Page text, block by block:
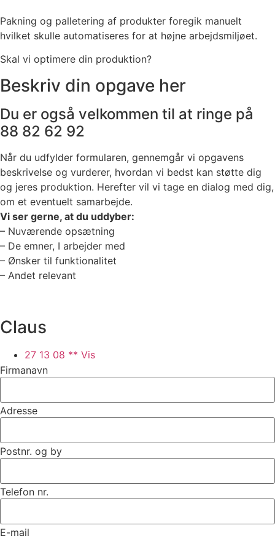
Pakning og palletering af produkter foregik manuelt
hvilket skulle automatiseres for at højne arbejdsmiljøet.
Skal vi optimere din produktion?
Beskriv din opgave her
Du er også velkommen til at ringe på
88 82 62 92
Når du udfylder formularen, gennemgår vi opgavens
beskrivelse og vurderer, hvordan vi bedst kan støtte dig
og jeres produktion. Herefter vil vi tage en dialog med dig,
om et eventuelt samarbejde.​
Vi ser gerne, at du uddyber:
– Nuværende opsætning
– De emner, I arbejder med
– Ønsker til funktionalitet
– Andet relevant
Claus
27 13 08 ** Vis
Firmanavn
Adresse
Postnr. og by
Telefon nr.
E-mail